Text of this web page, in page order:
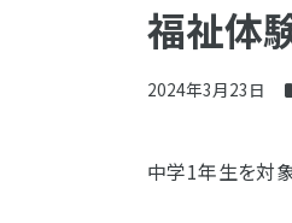
福祉体
2024年3月23日
中学1年生を対